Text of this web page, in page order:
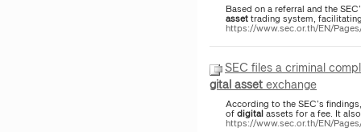
Based on a referral and the
assettrading system,
https://www.sec.or.th/EN/
SEC files a criminal
gitalassetexchange
According to the SEC’s
ofdigitalassets for a fee. It
https://www.sec.or.th/EN/